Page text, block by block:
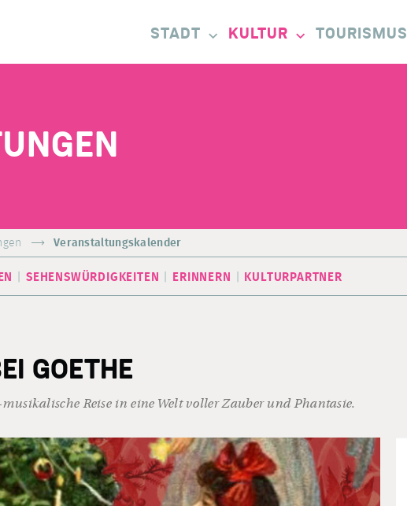
STADT KULTUR TOURISMUS
Veranstaltungskalender
SEHENSWÜRDIGKEITEN ERINNERN KULTURPARTNER
GOETHE
Reise in eine Welt voller Zauber und Phantasie.